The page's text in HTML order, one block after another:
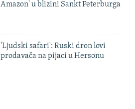
Amazon' u blizini Sankt Peterburga
'Ljudski safari': Ruski dron lovi
prodavača na pijaci u Hersonu